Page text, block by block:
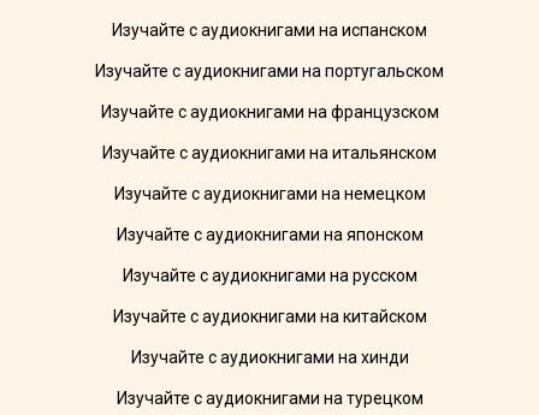
Изучайте с аудиокнигами на испанском
Изучайте с аудиокнигами на португальском
Изучайте с аудиокнигами на французском
Изучайте с аудиокнигами на итальянском
Изучайте с аудиокнигами на немецком
Изучайте с аудиокнигами на японском
Изучайте с аудиокнигами на русском
Изучайте с аудиокнигами на китайском
Изучайте с аудиокнигами на хинди
Изучайте с аудиокнигами на турецком